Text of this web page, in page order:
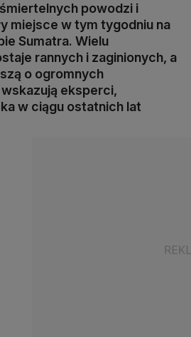
powodzi i
miejsce w tym tygodniu na
Sumatra. Wielu
rannych i zaginionych, a
o ogromnych
eksperci,
w ciągu ostatnich lat